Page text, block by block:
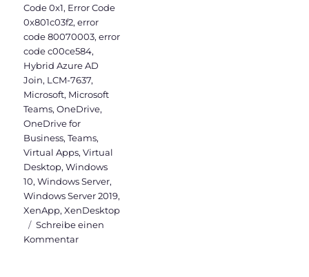
Code 0x1, Error Code
0x801c03f2,error
code 80070003,error
code c00ce584,
Hybrid Azure AD
Join, LCM-7637,
Microsoft, Microsoft
Teams,OneDrive,
OneDrive for
Business,Teams,
Virtual Apps,Virtual
Desktop,Windows
10,Windows Server,
Windows Server 2019,
XenApp,XenDesktop
Schreibe einen
Kommentarzu